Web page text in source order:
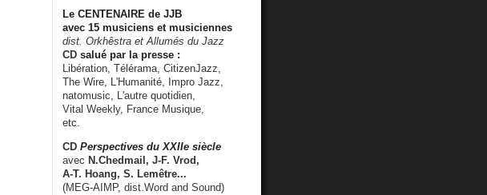
Le CENTENAIRE de JJB
avec 15 musiciens et musiciennes
dist. Orkhêstra et Allumés du Jazz
CD salué par la presse :
Libération, Télérama, CitizenJazz,
The Wire, L'Humanité, Impro Jazz,
natomusic, L'autre quotidien,
Vital Weekly, France Musique,
etc.
CD Perspectives du XXIIe siècle
avec N.Chedmail, J-F. Vrod,
A-T. Hoang, S. Lemêtre...
(MEG-AIMP, dist.Word and Sound)